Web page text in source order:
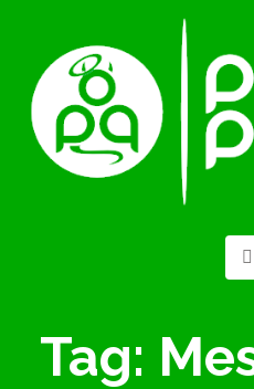
Tag: